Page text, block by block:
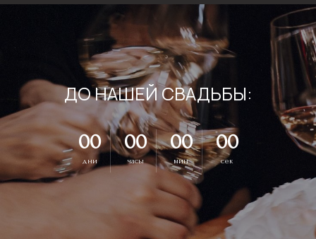
ДО НАШЕЙ СВАДЬБЫ:
00
дни
00
часы
00
мин
00
сек